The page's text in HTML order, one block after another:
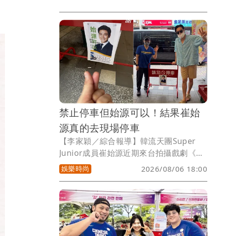
賽，首日便遭淘汰，原本被外界笑稱「牌
桌運氣低迷」，沒想到回家改開寶可夢卡
包，竟直接抽出玩家夢寐以求的「神
包」，一次開出多張超人氣稀有卡，也讓
他徹底入坑，又買了一整桌寶可夢卡盒。
禁止停車但始源可以！結果崔始
源真的去現場停車
【李家穎／綜合報導】韓流天團Super
Junior成員崔始源近期來台拍攝戲劇《要
是未曾相遇就好了》，不少粉絲頻頻巧遇
偶像，也掀起一波「野生始源」熱潮。沒
想到近日一家餐廳擺放的「只有崔始源可
以停車」趣味拒馬，竟真的把本尊釣出現
身朝聖，逗趣互動笑翻大批網友。
娛樂時尚 2026/08/06 18:00